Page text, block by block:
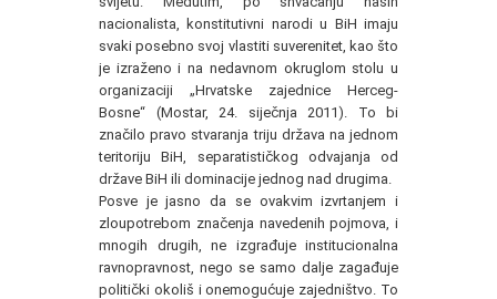
nacionalista, konstitutivni narodi u BiH imaju
svaki posebno svoj vlastiti suverenitet, kao što
je izraženo i na nedavnom okruglom stolu u
organizaciji „Hrvatske zajednice Herceg-
Bosne“ (Mostar, 24. siječnja 2011). To bi
značilo pravo stvaranja triju država na jednom
teritoriju BiH, separatističkog odvajanja od
države BiH ili dominacije jednog nad drugima.
Posve je jasno da se ovakvim izvrtanjem i
zloupotrebom značenja navedenih pojmova, i
mnogih drugih, ne izgrađuje institucionalna
ravnopravnost, nego se samo dalje zagađuje
politički okoliš i onemogućuje zajedništvo. To